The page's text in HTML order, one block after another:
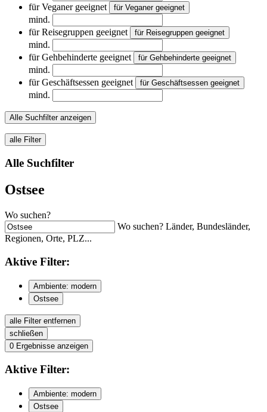
für Veganer geeignet
für Veganer geeignet
mind.
für Reisegruppen geeignet
für Reisegruppen geeignet
mind.
für Gehbehinderte geeignet
für Gehbehinderte geeignet
mind.
für Geschäftsessen geeignet
für Geschäftsessen geeignet
mind.
Alle Suchfilter anzeigen
alle Filter
Alle Suchfilter
Ostsee
Wo suchen?
Wo suchen? Länder, Bundesländer,
Regionen, Orte, PLZ...
Aktive Filter:
Ambiente: modern
Ostsee
alle Filter entfernen
schließen
0 Ergebnisse anzeigen
Aktive Filter:
Ambiente: modern
Ostsee